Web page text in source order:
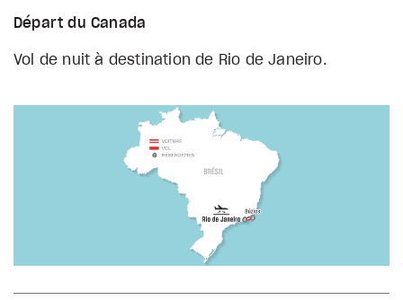
Départ du Canada
Vol de nuit à destination de Rio de Janeiro.